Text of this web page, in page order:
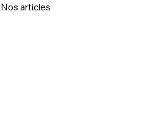
articles